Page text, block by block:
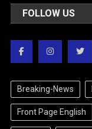
FOLLOW US
Breaking-News
Front Page English